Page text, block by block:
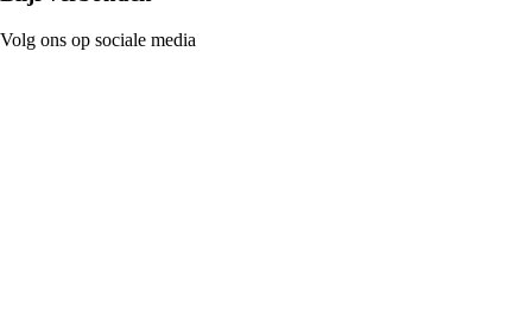
Volg ons op sociale media